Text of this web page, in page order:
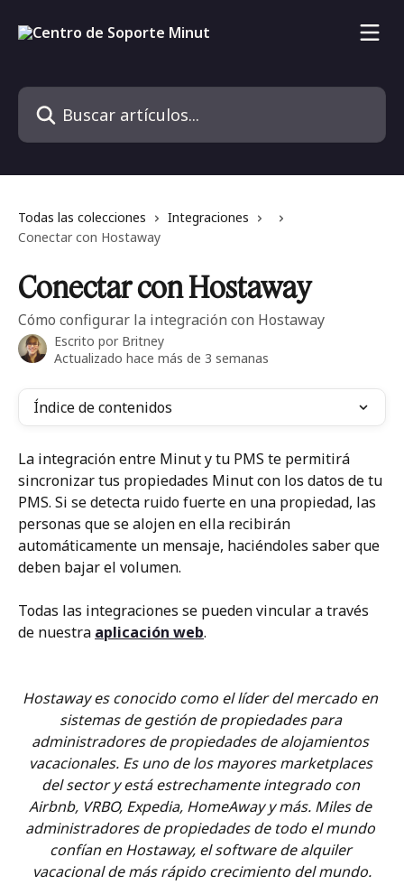
Buscar artículos...
Todas las colecciones
Integraciones
Conectar con Hostaway
Conectar con Hostaway
Cómo configurar la integración con Hostaway
Escrito por Britney
Actualizado hace más de 3 semanas
Índice de contenidos
La integración entre Minut y tu PMS te permitirá
sincronizar tus propiedades Minut con los datos de tu
PMS. Si se detecta ruido fuerte en una propiedad, las
personas que se alojen en ella recibirán
automáticamente un mensaje, haciéndoles saber que
deben bajar el volumen.
Todas las integraciones se pueden vincular a través
de nuestra aplicación web.
Hostaway es conocido como el líder del mercado en
sistemas de gestión de propiedades para
administradores de propiedades de alojamientos
vacacionales. Es uno de los mayores marketplaces
del sector y está estrechamente integrado con
Airbnb, VRBO, Expedia, HomeAway y más. Miles de
administradores de propiedades de todo el mundo
confían en Hostaway, el software de alquiler
vacacional de más rápido crecimiento del mundo.